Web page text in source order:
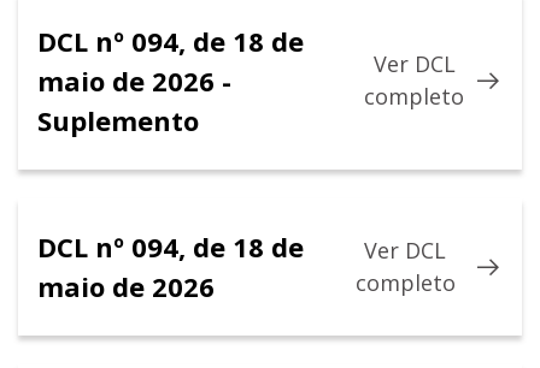
DCL nº 094, de 18 de
maio de 2026 -
Suplemento
Ver DCL
completo
DCL nº 094, de 18 de
maio de 2026
Ver DCL
completo